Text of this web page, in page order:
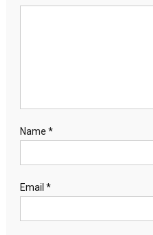
Name *
Email *